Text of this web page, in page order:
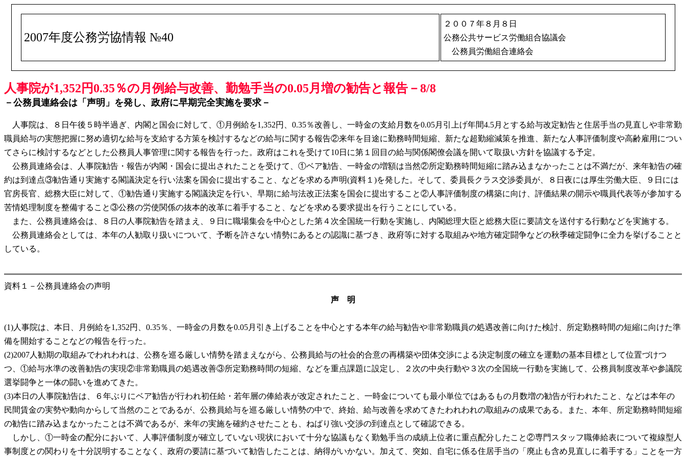
2007年度公務労協情報 №40
２００７年８月８日
公務公共サービス労働組合協議会
公務員労働組合連絡会
人事院が1,352円0.35％の月例給与改善、勤勉手当の0.05月増の勧告と報告－8/8
－公務員連絡会は「声明」を発し、政府に早期完全実施を要求－
人事院は、８日午後５時半過ぎ、内閣と国会に対して、①月例給を1,352円、0.35％改善し、一時金の支給月数を0.05月引上げ年間4.5月とする給与改定勧告と住居手当の見直しや非常勤
職員給与の実態把握に努め適切な給与を支給する方策を検討するなどの給与に関する報告②来年を目途に勤務時間短縮、新たな超勤縮減策を推進、新たな人事評価制度や高齢雇用につい
てさらに検討するなどとした公務員人事管理に関する報告を行った。政府はこれを受けて10日に第１回目の給与関係閣僚会議を開いて取扱い方針を協議する予定。
公務員連絡会は、人事院勧告・報告が内閣・国会に提出されたことを受けて、①ベア勧告、一時金の増額は当然②所定勤務時間短縮に踏み込まなかったことは不満だが、来年勧告の確
約は到達点③勧告通り実施する閣議決定を行い法案を国会に提出すること、などを求める声明(資料１)を発した。そして、委員長クラス交渉委員が、８日夜には厚生労働大臣、９日には
官房長官、総務大臣に対して、①勧告通り実施する閣議決定を行い、早期に給与法改正法案を国会に提出すること②人事評価制度の構築に向け、評価結果の開示や職員代表等が参加する
苦情処理制度を整備すること③公務の労使関係の抜本的改革に着手すること、などを求める要求提出を行うことにしている。
また、公務員連絡会は、８日の人事院勧告を踏まえ、９日に職場集会を中心とした第４次全国統一行動を実施し、内閣総理大臣と総務大臣に要請文を送付する行動などを実施する。
公務員連絡会としては、本年の人勧取り扱いについて、予断を許さない情勢にあるとの認識に基づき、政府等に対する取組みや地方確定闘争などの秋季確定闘争に全力を挙げることと
している。
資料１－公務員連絡会の声明
声 明
(1)人事院は、本日、月例給を1,352円、0.35％、一時金の月数を0.05月引き上げることを中心とする本年の給与勧告や非常勤職員の処遇改善に向けた検討、所定勤務時間の短縮に向けた準
備を開始することなどの報告を行った。
(2)2007人勧期の取組みでわれわれは、公務を巡る厳しい情勢を踏まえながら、公務員給与の社会的合意の再構築や団体交渉による決定制度の確立を運動の基本目標として位置づけつ
つ、①給与水準の改善勧告の実現②非常勤職員の処遇改善③所定勤務時間の短縮、などを重点課題に設定し、２次の中央行動や３次の全国統一行動を実施して、公務員制度改革や参議院
選挙闘争と一体の闘いを進めてきた。
(3)本日の人事院勧告は、６年ぶりにベア勧告が行われ初任給・若年層の俸給表が改定されたこと、一時金についても最小単位ではあるもの月数増の勧告が行われたこと、などは本年の
民間賃金の実勢や動向からして当然のことであるが、公務員給与を巡る厳しい情勢の中で、終始、給与改善を求めてきたわれわれの取組みの成果である。また、本年、所定勤務時間短縮
の勧告に踏み込まなかったことは不満であるが、来年の実施を確約させたことも、ねばり強い交渉の到達点として確認できる。
しかし、①一時金の配分において、人事評価制度が確立していない現状において十分な協議もなく勤勉手当の成績上位者に重点配分したこと②専門スタッフ職俸給表について複線型人
事制度との関わりを十分説明することなく、政府の要請に基づいて勧告したことは、納得がいかない。加えて、突如、自宅に係る住居手当の「廃止も含め見直しに着手する」ことを一方